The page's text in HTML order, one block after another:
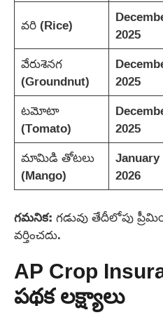
వరి (Rice)
2025
వేరుశెనగ
(Groundnut) 2025
టమోటా
(Tomato) 2025
మామిడి తోటలు
(Mango)
January
2026
గమనిక:గడువు తేదీలోపు
వర్తించదు.
AP Crop
పథక లక్ష్యాలు